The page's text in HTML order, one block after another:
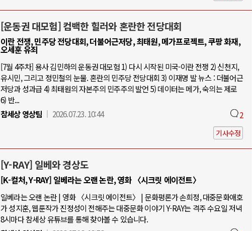
[운동권 대모험] 컴백한 힐러와 혼란한 전당대회
이란 전쟁, 민주당 전당대회, 더불어근저당, 최태원, 메가프로젝트, 쿠팡 화재,
오세훈 유죄
[7월 4주차] 용사 김민하의 운동권 대모험 1) 다시 시작된 미국-이란 전쟁 2) 신천지,
유시민, 그리고 정민철의 눈물. 혼란의 민주당 전당대회 3) 이재명 발 뉴스 : 더불어근
저당과 성과급 4) 최태원의 자본주의 민주주의 발언 5) 데이터는 메가, 숙의는 제로
6) 반...
참세상 영상팀
2026.07.23. 10:44 2
기사수정
[Y-RAY] 일베와 경상도
[K-컬처, Y-RAY] 일베라는 오랜 논란, 영화 〈시크릿 에이전트〉
일베라는 오랜 논란 | 영화 〈시크릿 에이전트〉 | 문화평론가 손희정, 대중문화애호
가 성지훈, 웹툰작가 진정성이 전해주는 대중문화 이야기 Y-RAY는 격주 수요일 저녁
8시마다 참세상 유튜브를 통해 찾아볼 수 있습니다.